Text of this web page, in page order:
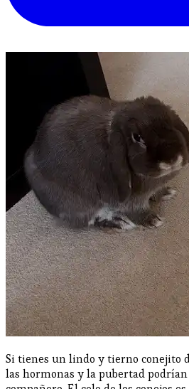
Si tienes un lindo y tierno conejito
las hormonas y la pubertad